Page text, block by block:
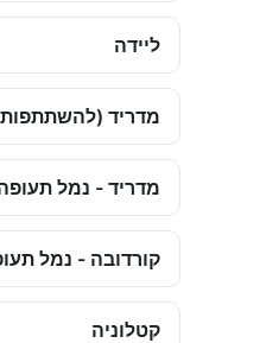
ליידה
מדריד
מדריד - נמל
קורדובה - נמל
קטלוניה